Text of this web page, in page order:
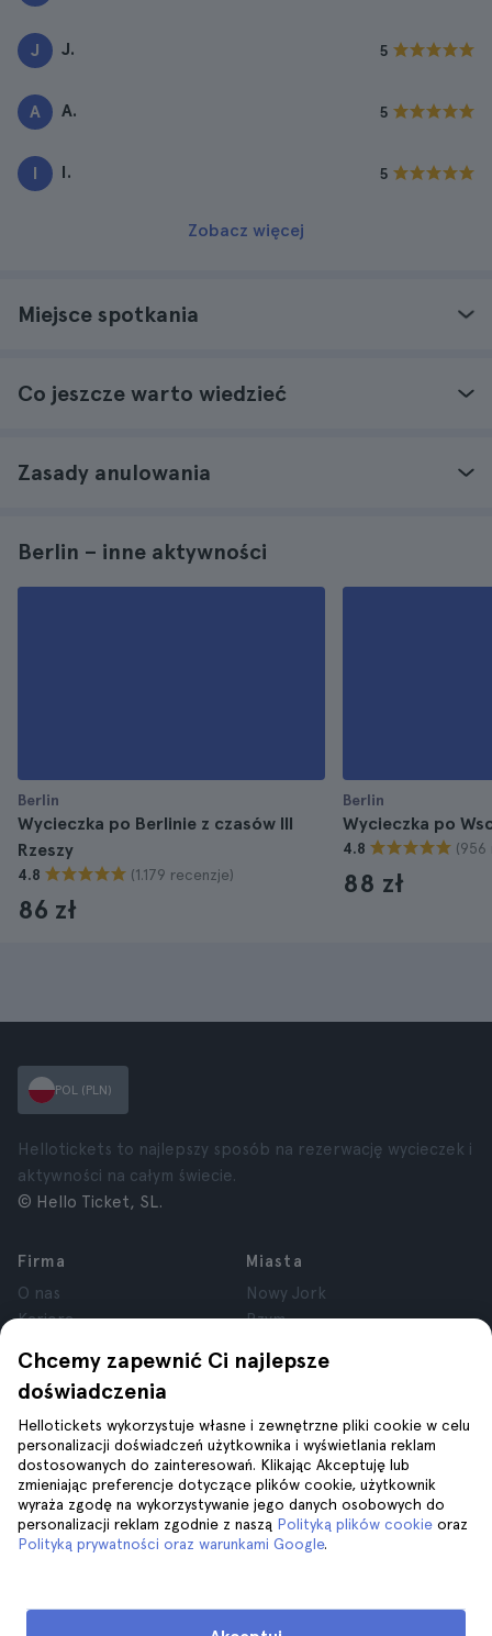
J J. 5
A A. 5
I I. 5
Zobacz więcej
Miejsce spotkania
Co jeszcze warto wiedzieć
Zasady anulowania
Berlin – inne aktywności
Berlin
Wycieczka po Berlinie z czasów III
Rzeszy
4.8 (1.179 recenzje)
86 zł
Berlin
Wycieczka po
4.8 (956
88 zł
Chcemy zapewnić Ci najlepsze
doświadczenia
Hellotickets wykorzystuje własne i zewnętrzne pliki cookie w celu
personalizacji doświadczeń użytkownika i wyświetlania reklam
dostosowanych do zainteresowań. Klikając Akceptuję lub
zmieniając preferencje dotyczące plików cookie, użytkownik
wyraża zgodę na wykorzystywanie jego danych osobowych do
personalizacji reklam zgodnie z naszą Polityką plików cookie oraz
Polityką prywatności oraz warunkami Google.
POL (PLN)
Hellotickets to najlepszy sposób na rezerwację wycieczek i
aktywności na całym świecie.
© Hello Ticket, SL.
Firma
O nas
Kariera
Recenzje
Prywatność
Regulamin
Informacje prawne
Pliki cookie
Miasta
Nowy Jork
Rzym
Londyn
Kraków
Tenerife
Pomoc
Dołącz do nas na